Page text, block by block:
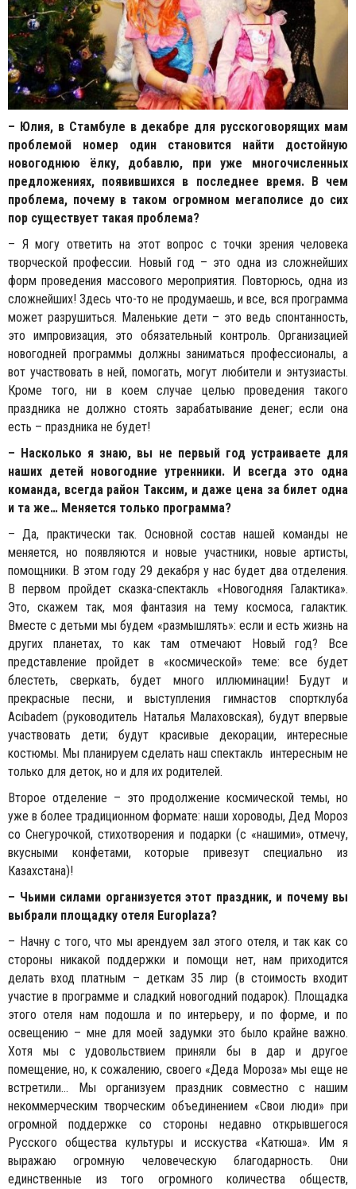
– Юлия, в Стамбуле в декабре для русскоговорящих мам
проблемой номер один становится найти достойную
новогоднюю ёлку, добавлю, при уже многочисленных
предложениях, появившихся в последнее время. В чем
проблема, почему в таком огромном мегаполисе до сих
пор существует такая проблема?
– Я могу ответить на этот вопрос с точки зрения человека
творческой профессии. Новый год – это одна из сложнейших
форм проведения массового мероприятия. Повторюсь, одна из
сложнейших! Здесь что-то не продумаешь, и все, вся программа
может разрушиться. Маленькие дети – это ведь спонтанность,
это импровизация, это обязательный контроль. Организацией
новогодней программы должны заниматься профессионалы, а
вот участвовать в ней, помогать, могут любители и энтузиасты.
Кроме того, ни в коем случае целью проведения такого
праздника не должно стоять зарабатывание денег; если она
есть – праздника не будет!
– Насколько я знаю, вы не первый год устраиваете для
наших детей новогодние утренники. И всегда это одна
команда, всегда район Таксим, и даже цена за билет одна
и та же… Меняется только программа?
– Да, практически так. Основной состав нашей команды не
меняется, но появляются и новые участники, новые артисты,
помощники. В этом году 29 декабря у нас будет два отделения.
В первом пройдет сказка-спектакль «Новогодняя Галактика».
Это, скажем так, моя фантазия на тему космоса, галактик.
Вместе с детьми мы будем «размышлять»: если и есть жизнь на
других планетах, то как там отмечают Новый год? Все
представление пройдет в «космической» теме: все будет
блестеть, сверкать, будет много иллюминации! Будут и
прекрасные песни, и выступления гимнастов cпортклуба
Acıbadem (руководитель Наталья Малаховская), будут впервые
участвовать дети; будут красивые декорации, интересные
костюмы. Мы планируем сделать наш спектакль интересным не
только для деток, но и для их родителей.
Второе отделение – это продолжение космической темы, но
уже в более традиционном формате: наши хороводы, Дед Мороз
со Снегурочкой, стихотворения и подарки (с «нашими», отмечу,
вкусными конфетами, которые привезут специально из
Казахстана)!
– Чьими силами организуется этот праздник, и почему вы
выбрали площадку отеля Europlaza?
– Начну с того, что мы арендуем зал этого отеля, и так как со
стороны никакой поддержки и помощи нет, нам приходится
делать вход платным – деткам 35 лир (в стоимость входит
участие в программе и сладкий новогодний подарок). Площадка
этого отеля нам подошла и по интерьеру, и по форме, и по
освещению – мне для моей задумки это было крайне важно.
Хотя мы с удовольствием приняли бы в дар и другое
помещение, но, к сожалению, своего «Деда Мороза» мы еще не
встретили… Мы организуем праздник совместно с нашим
некоммерческим творческим объединением «Свои люди» при
огромной поддержке со стороны недавно открывшегося
Русского общества культуры и исскуства «Катюша». Им я
выражаю огромную человеческую благодарность. Они
единственные из того огромного количества обществ,